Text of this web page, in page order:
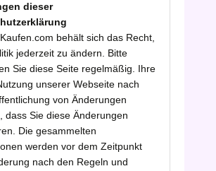
dieser
behält sich das Recht,
jederzeit zu ändern. Bitte
Sie diese Seite regelmäßig. Ihre
unserer Webseite nach
von Änderungen
dass Sie diese Änderungen
Die gesammelten
werden vor dem Zeitpunkt
nach den Regeln und